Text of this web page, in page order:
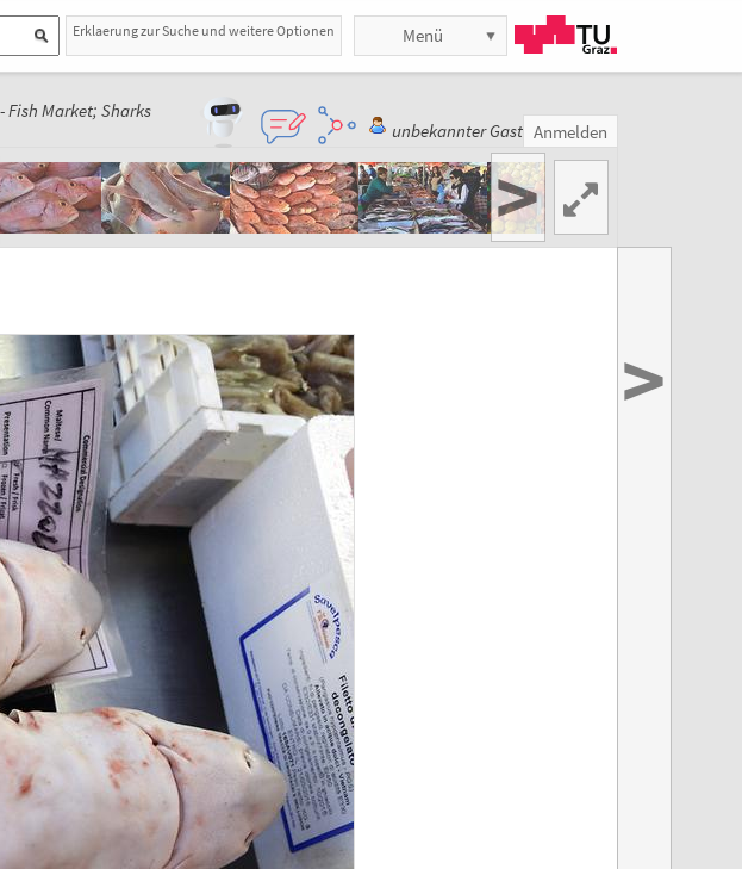
Erklaerung zur Suche und weitere Optionen Menü
Fish Market; Sharks
unbekannter Gast Anmelden
>
>